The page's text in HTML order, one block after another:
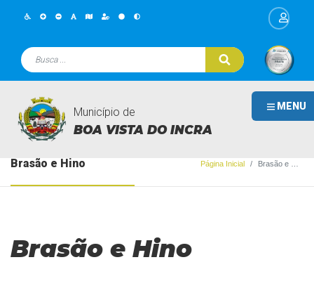
MENU
Município de
BOA VISTA DO INCRA
Brasão e Hino Página Inicial Brasão e Hino
Brasão e Hino